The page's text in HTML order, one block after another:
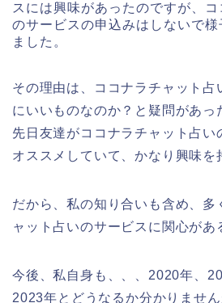
スには興味があったのですが、
のサービスの申込みはしないで
ました。
その理由は、ココナラチャット占
にいいものなのか？と疑問があっ
先日友達がココナラチャット占い
オススメしていて、かなり興味を
だから、私の知り合いも含め、多
ャット占いのサービスに関心があ
今後、私自身も、、、2020年、
2023年とどうなるか分かりませ